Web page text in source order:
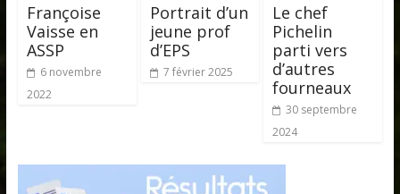
Françoise
Vaisse en
ASSP
6 novembre
2022
Portrait d’un
jeune prof
d’EPS
7 février 2025
Le chef
Pichelin
parti vers
d’autres
fourneaux
30 septembre
2024